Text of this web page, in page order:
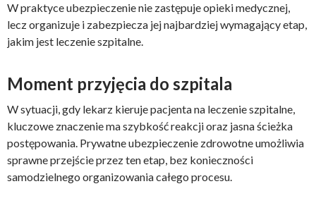
W praktyce ubezpieczenie nie zastępuje opieki medycznej,
lecz organizuje i zabezpiecza jej najbardziej wymagający etap,
jakim jest leczenie szpitalne.
Moment przyjęcia do szpitala
W sytuacji, gdy lekarz kieruje pacjenta na leczenie szpitalne,
kluczowe znaczenie ma szybkość reakcji oraz jasna ścieżka
postępowania. Prywatne ubezpieczenie zdrowotne umożliwia
sprawne przejście przez ten etap, bez konieczności
samodzielnego organizowania całego procesu.